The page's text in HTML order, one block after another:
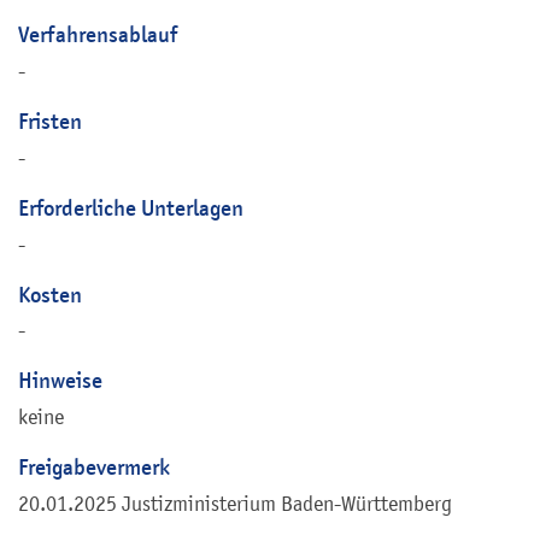
Verfahrensablauf
-
Fristen
-
Erforderliche Unterlagen
-
Kosten
-
Hinweise
keine
Freigabevermerk
20.01.2025 Justizministerium Baden-Württemberg